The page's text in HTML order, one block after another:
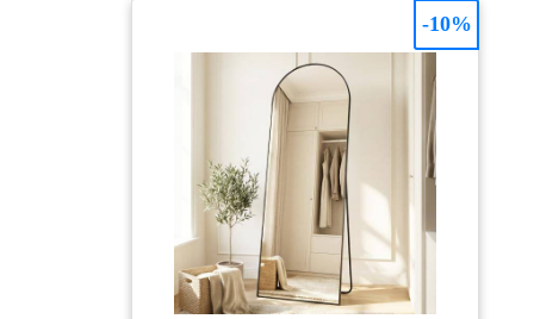
mural utilise une
nouvelle
nanotechnologie pour
l'imagerie HD, il n'est
pas fragile. Le miroir
pleine longueur est
léger et fin et peut être
installé par une seule
personne Multifonction
: le miroir pleine
-10%